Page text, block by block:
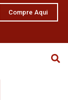
Compre Aqui